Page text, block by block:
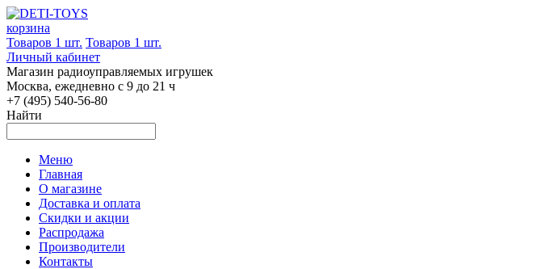
корзина
Товаров 1 шт. Товаров 1 шт.
Личный кабинет
Магазин радиоуправляемых игрушек
Москва, ежедневно с 9 до 21 ч
+7 (495) 540-56-80
Найти
Меню
Главная
О магазине
Доставка и оплата
Скидки и акции
Распродажа
Производители
Контакты